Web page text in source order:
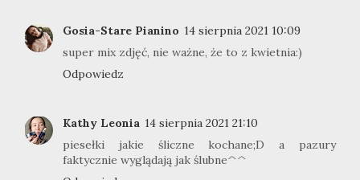
Gosia-Stare Pianino 14 sierpnia 2021 10:09
super mix zdjęć, nie ważne, że to z kwietnia:)
Odpowiedz
Kathy Leonia 14 sierpnia 2021 21:10
piesełki jakie śliczne kochane;D a pazury
faktycznie wyglądają jak ślubne^^